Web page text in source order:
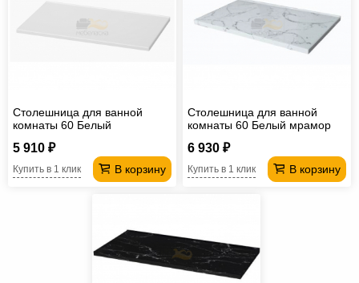
Офисная
компьютер
для
ванной
Мебель
трансформер
Матрасы
Столешница для ванной
комнаты 60 Белый
5 910 ₽
В корзину
Купить в 1 клик
Столешница для ванной
комнаты 60 Белый мрамор
6 930 ₽
В корзину
Купить в 1 клик